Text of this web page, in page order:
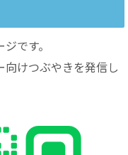
です。
向けつぶやきを発信し